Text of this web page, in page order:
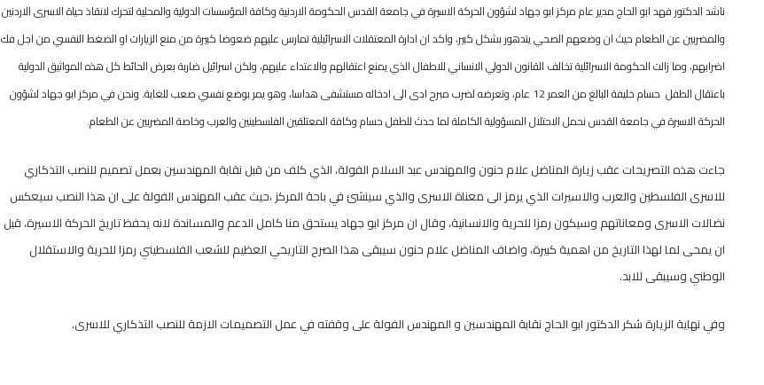
ناشد الدكتور فهد ابو الحاج مدير عام مركز ابو جهاد لشؤون الحركة الاسيرة في جامعة القدس الحكومة الاردنية وكافة المؤسسات الدولية والمحلية لتحرك لانقاذ حياة الاسرى الاردنين
والمضربين عن الطعام حيث ان وضعهم الصحي يتدهور بشكل كبير، واكد ان ادارة المعتقلات الاسرائيلية تمارس عليهم ضعوضا كبيرة من منع الزيارات او الضغط النفسي من اجل فك
اضرابهم، وما زالت الحكومة الاسرائلية تخالف القانون الدولي الانساني للاطفال الذي يمنع اعتقالهم والاعتداء عليهم، ولكن اسرائيل ضاربة بعرض الحائط كل هذه المواثيق الدولية
باعتقال الطفل حسام خليفة البالغ من العمر 12 عام، وتعرضه لضرب مبرح ادى الى ادخاله مستشفى هداسا، وهو يمر بوضع نفسي صعب للغاية. ونحن في مركز ابو جهاد لشؤون
الحركة الاسيرة في جامعة القدس نحمل الاحتلال المسؤولية الكاملة لما حدث للطفل حسام وكافة المعتلقين الفلسطينين والعرب وخاصة المضربين عن الطعام.
جاءت هذه التصريحات عقب زيارة المناضل علام حنون والمهندس عبد السلام الفولة، الذي كلف من قبل نقابة المهندسين بعمل تصميم للنصب التذكاري
للاسرى الفلسطين والعرب والاسيرات الذي يرمز الى معناة الاسرى والذي سينشئ في باحة المركز ،حيث عقب المهندس الفولة على ان هذا النصب سيعكس
نضالات الاسرى ومعاناتهم وسيكون رمزا للحرية والانسانية، وقال ان مركز ابو جهاد يستحق منا كامل الدعم والمساندة لانه يحفظ تاريخ الحركة الاسيرة، قبل
ان يمحى لما لهذا التاريخ من اهمية كبيرة، واضاف المناضل علام حنون سيبقى هذا الصرح التاريخي العظيم للشعب الفلسطيني رمزا للحرية والاستقلال
الوطني وسيبقى للابد.
وفي نهاية الزيارة شكر الدكتور ابو الحاج نقابة المهندسين و المهندس الفولة على وقفته في عمل التصميمات الازمة للنصب التذكاري للاسرى.